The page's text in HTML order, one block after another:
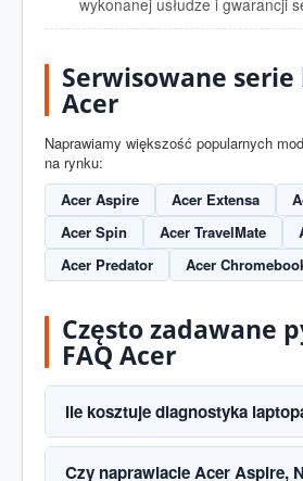
wykonanej usłudze i gwarancji
Serwisowane
Acer
Naprawiamy większość popularnych
na rynku:
Acer Aspire
Acer Extensa
Acer Spin
Acer TravelMate
Acer Predator
Acer
Często zadawane
FAQ Acer
Ile kosztuje diagnostyka
Diagnostyka laptopa Acer w
Czy naprawiacie Acer Aspire,